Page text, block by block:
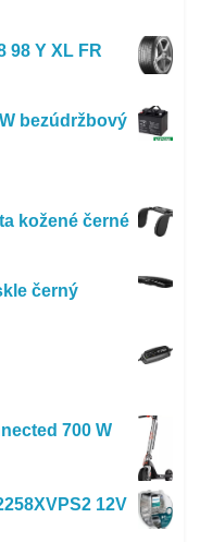
98 Y XL FR
bezúdržbový
kožené černé
černý
700 W
12V